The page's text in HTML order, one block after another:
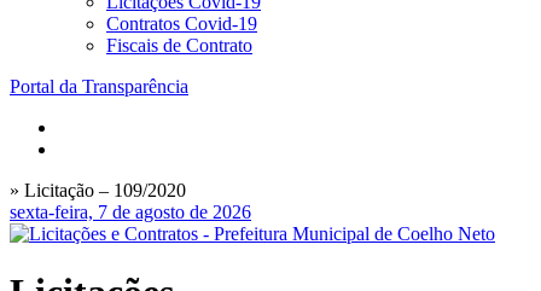
Contratos Covid-19
Fiscais de Contrato
Portal da Transparência
» Licitação – 109/2020
sexta-feira, 7 de agosto de 2026